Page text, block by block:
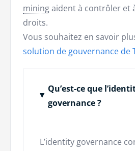
miningaident à contrôler et
droits.
Vous souhaitez en savoir
solution de gouvernance de
Qu’est-ce que
governance ?
L’identity governance